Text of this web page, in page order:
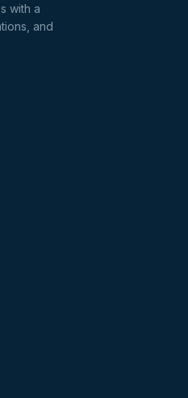
with a
and